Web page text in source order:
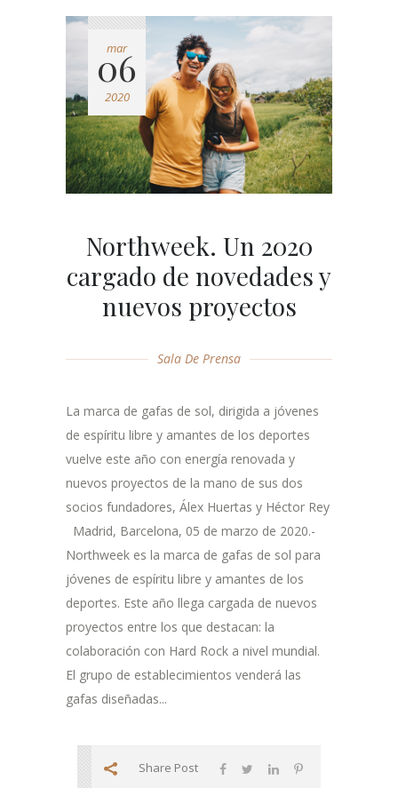
mar
06
2020
Northweek. Un 2020
cargado de novedades y
nuevos proyectos
Sala De Prensa
La marca de gafas de sol, dirigida a jóvenes
de espíritu libre y amantes de los deportes
vuelve este año con energía renovada y
nuevos proyectos de la mano de sus dos
socios fundadores, Álex Huertas y Héctor Rey
Madrid, Barcelona, 05 de marzo de 2020.-
Northweek es la marca de gafas de sol para
jóvenes de espíritu libre y amantes de los
deportes. Este año llega cargada de nuevos
proyectos entre los que destacan: la
colaboración con Hard Rock a nivel mundial.
El grupo de establecimientos venderá las
gafas diseñadas...
Share Post